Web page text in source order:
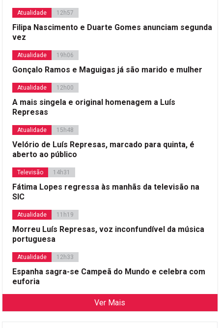
Atualidade 12h57
Filipa Nascimento e Duarte Gomes anunciam segunda
vez
Atualidade 19h06
Gonçalo Ramos e Maguigas já são marido e mulher
Atualidade 12h00
A mais singela e original homenagem a Luís
Represas
Atualidade 15h48
Velório de Luís Represas, marcado para quinta, é
aberto ao público
Televisão 14h31
Fátima Lopes regressa às manhãs da televisão na
SIC
Atualidade 11h19
Morreu Luís Represas, voz inconfundível da música
portuguesa
Atualidade 12h33
Espanha sagra-se Campeã do Mundo e celebra com
euforia
Ver Mais